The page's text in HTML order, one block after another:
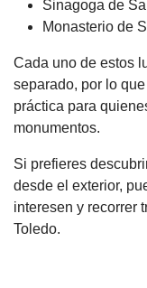
Sinagoga de
Monasterio de
Cada uno de estos
separado, por lo
práctica para
monumentos.
Si prefieres
desde el exterior,
interesen y recorrer
Toledo.